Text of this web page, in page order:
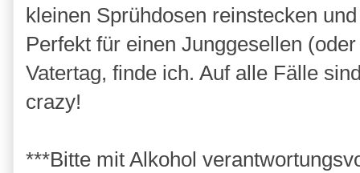
kleinen Sprühdosen reinstecken
Perfekt für einen Junggesellen
Vatertag, finde ich. Auf alle Fälle
crazy!
***Bitte mit Alkohol